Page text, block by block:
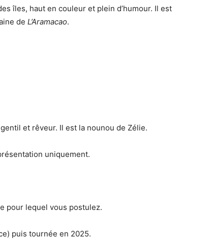
îles, haut en couleur et plein d’humour. Il est
de L’Aramacao.
et rêveur. Il est la nounou de Zélie.
uniquement.
pour lequel vous postulez.
puis tournée en 2025.